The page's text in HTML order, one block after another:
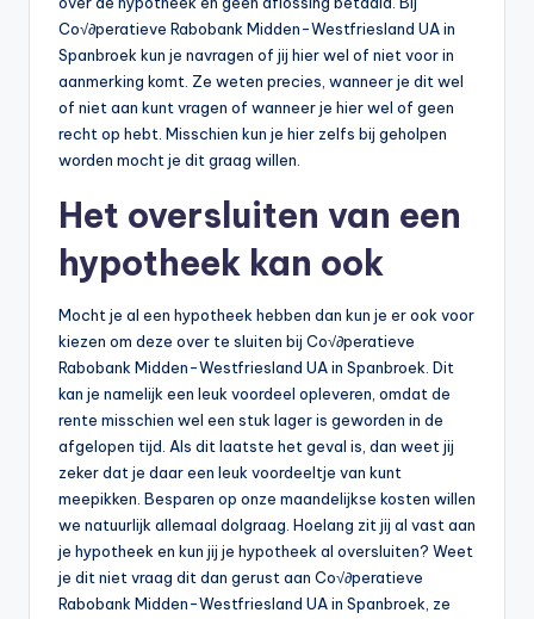
Co√∂peratieve Rabobank Midden-Westfriesland UA in
Spanbroek kun je navragen of jij hier wel of niet voor in
aanmerking komt. Ze weten precies, wanneer je dit wel
of niet aan kunt vragen of wanneer je hier wel of geen
recht op hebt. Misschien kun je hier zelfs bij geholpen
worden mocht je dit graag willen.
Het oversluiten van een
hypotheek kan ook
Mocht je al een hypotheek hebben dan kun je er ook voor
kiezen om deze over te sluiten bij Co√∂peratieve
Rabobank Midden-Westfriesland UA in Spanbroek. Dit
kan je namelijk een leuk voordeel opleveren, omdat de
rente misschien wel een stuk lager is geworden in de
afgelopen tijd. Als dit laatste het geval is, dan weet jij
zeker dat je daar een leuk voordeeltje van kunt
meepikken. Besparen op onze maandelijkse kosten willen
we natuurlijk allemaal dolgraag. Hoelang zit jij al vast aan
je hypotheek en kun jij je hypotheek al oversluiten? Weet
je dit niet vraag dit dan gerust aan Co√∂peratieve
Rabobank Midden-Westfriesland UA in Spanbroek, ze